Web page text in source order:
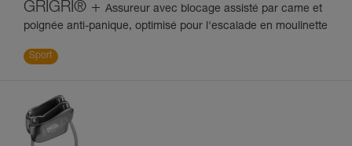
GRIGRI® + Assureur avec blocage assisté par came et
poignée anti-panique, optimisé pour l'escalade en moulinette
Sport